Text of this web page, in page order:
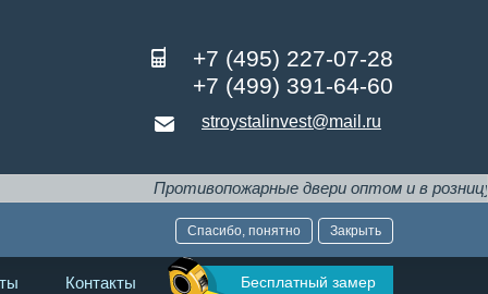
+7 (495) 227-07-28
+7 (499) 391-64-60
stroystalinvest@mail.ru
Противопожарные двери оптом и в розницу
Спасибо, понятно Закрыть
Контакты Бесплатный замер